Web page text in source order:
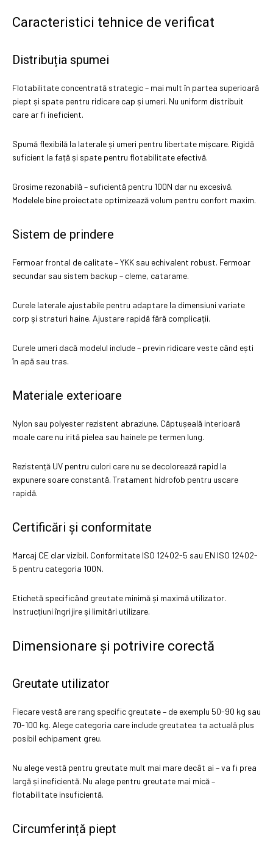
Caracteristici tehnice de verificat
Distribuția spumei
Flotabilitate concentrată strategic – mai mult în partea superioară
piept și spate pentru ridicare cap și umeri. Nu uniform distribuit
care ar fi ineficient.
Spumă flexibilă la laterale și umeri pentru libertate mișcare. Rigidă
suficient la față și spate pentru flotabilitate efectivă.
Grosime rezonabilă – suficientă pentru 100N dar nu excesivă.
Modelele bine proiectate optimizează volum pentru confort maxim.
Sistem de prindere
Fermoar frontal de calitate – YKK sau echivalent robust. Fermoar
secundar sau sistem backup – cleme, catarame.
Curele laterale ajustabile pentru adaptare la dimensiuni variate
corp și straturi haine. Ajustare rapidă fără complicații.
Curele umeri dacă modelul include – previn ridicare veste când ești
în apă sau tras.
Materiale exterioare
Nylon sau polyester rezistent abraziune. Căptușeală interioară
moale care nu irită pielea sau hainele pe termen lung.
Rezistență UV pentru culori care nu se decolorează rapid la
expunere soare constantă. Tratament hidrofob pentru uscare
rapidă.
Certificări și conformitate
Marcaj CE clar vizibil. Conformitate ISO 12402-5 sau EN ISO 12402-
5 pentru categoria 100N.
Etichetă specificând greutate minimă și maximă utilizator.
Instrucțiuni îngrijire și limitări utilizare.
Dimensionare și potrivire corectă
Greutate utilizator
Fiecare vestă are rang specific greutate – de exemplu 50-90 kg sau
70-100 kg. Alege categoria care include greutatea ta actuală plus
posibil echipament greu.
Nu alege vestă pentru greutate mult mai mare decât ai – va fi prea
largă și ineficientă. Nu alege pentru greutate mai mică –
flotabilitate insuficientă.
Circumferință piept